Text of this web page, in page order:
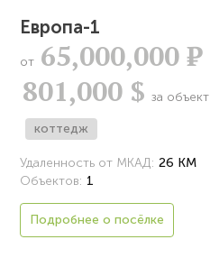
Европа-1
от 65,000,000Р
801,000 $ за объект
коттедж
Удаленность от МКАД: 26 КМ
Объектов: 1
Подробнее о посёлке